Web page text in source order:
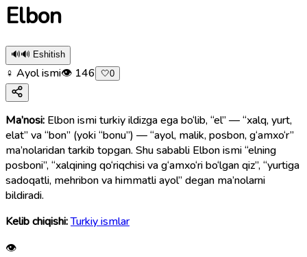
Elbon
🔊🔊 Eshitish
♀ Ayol ismi👁 146 🤍0
Ma’nosi: Elbon ismi turkiy ildizga ega bo‘lib, “el” — “xalq, yurt,
elat” va “bon” (yoki “bonu”) — “ayol, malik, posbon, g‘amxo‘r”
ma’nolaridan tarkib topgan. Shu sababli Elbon ismi “elning
posboni”, “xalqining qo‘riqchisi va g‘amxo‘ri bo‘lgan qiz”, “yurtiga
sadoqatli, mehribon va himmatli ayol” degan ma’nolarni
bildiradi.
Kelib chiqishi:Turkiy ismlar
👁